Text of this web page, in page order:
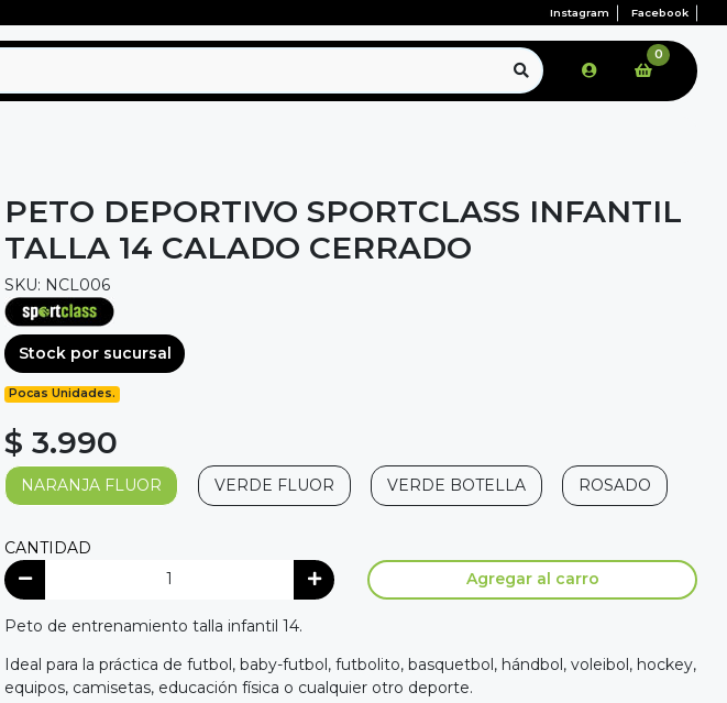
Instagram Facebook
0
PETO DEPORTIVO SPORTCLASS INFANTIL
TALLA 14 CALADO CERRADO
SKU: NCL006
Stock por sucursal
Pocas Unidades.
$ 3.990
NARANJA FLUOR VERDE FLUOR VERDE BOTELLA ROSADO
CANTIDAD
Agregar al carro
Peto de entrenamiento talla infantil 14.
Ideal para la práctica de futbol, baby-futbol, futbolito, basquetbol, hándbol, voleibol, hockey,
equipos, camisetas, educación física o cualquier otro deporte.